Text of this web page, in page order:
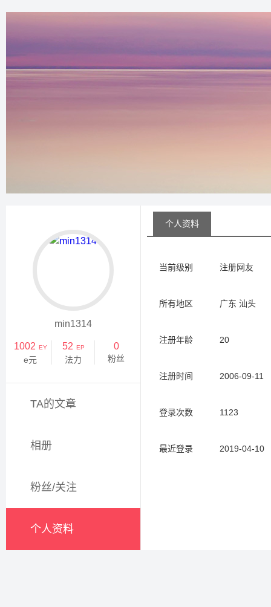
min1314
1002 EY
e元
52 EP
法力
0
粉丝
TA的文章
相册
粉丝/关注
个人资料
个人资料
当前级别 注册网友
所有地区 广东 汕头
注册年龄 20
注册时间 2006-09-11
登录次数 1123
最近登录 2019-04-10